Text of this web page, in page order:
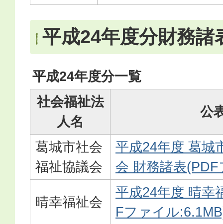
平成24年度分財務諸
平成24年度分一覧
社会福祉法
人名
公
葛城市社会
福祉協議会
平成24年度 葛城
会 財務諸表
晴幸福祉会
平成24年度 晴幸
Fファイル